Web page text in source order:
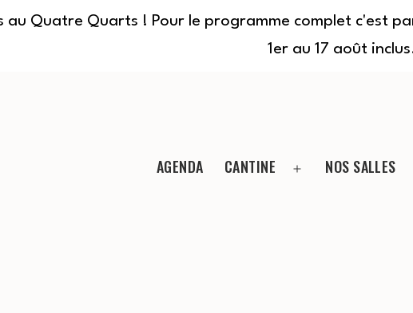
au Quatre Quarts ! Pour le programme complet c'est
1er au 17 août
AGENDA CANTINE NOS SALLES